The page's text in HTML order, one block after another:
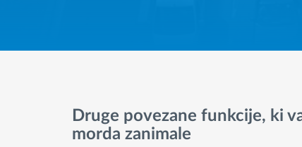
Druge povezane funkcije, ki
morda zanimale